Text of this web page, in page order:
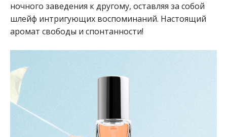
ночного заведения к другому, оставляя за собой
шлейф интригующих воспоминаний. Настоящий
аромат свободы и спонтанности!